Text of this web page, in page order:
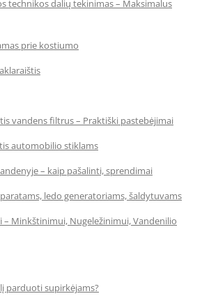
technikos dalių tekinimas – Maksimalus
prie kostiumo
vandens filtrus – Praktiški pastebėjimai
automobilio stiklams
– kaip pašalinti, sprendimai
ledo generatoriams, šaldytuvams
– Minkštinimui, Nugeležinimui, Vandenilio
parduoti supirkėjams?